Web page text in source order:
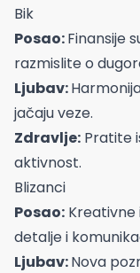
Bik
Posao:Finansije
razmislite o
Ljubav:
jačaju veze.
Zdravlje: Pratite
aktivnost.
Blizanci
Posao: Kreativne
detalje i
Ljubav:Nova